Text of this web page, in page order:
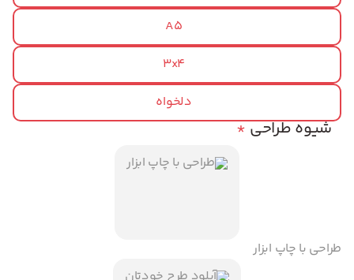
A5
3x4
دلخواه
*شیوه طراحی
طراحی با چاپ ابزار